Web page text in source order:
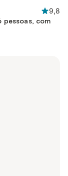
9,8
pessoas, com